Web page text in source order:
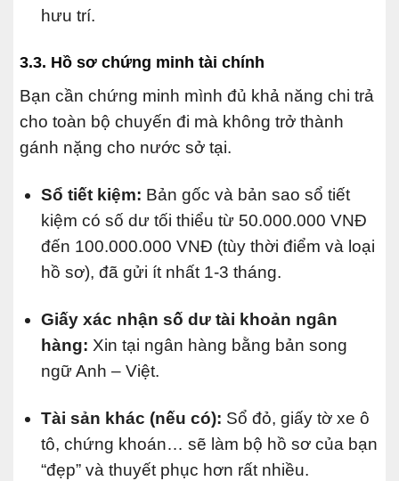
hưu trí.
3.3. Hồ sơ chứng minh tài chính
Bạn cần chứng minh mình đủ khả năng chi trả
cho toàn bộ chuyến đi mà không trở thành
gánh nặng cho nước sở tại.
Sổ tiết kiệm: Bản gốc và bản sao sổ tiết
kiệm có số dư tối thiểu từ 50.000.000 VNĐ
đến 100.000.000 VNĐ (tùy thời điểm và loại
hồ sơ), đã gửi ít nhất 1-3 tháng.
Giấy xác nhận số dư tài khoản ngân
hàng: Xin tại ngân hàng bằng bản song
ngữ Anh – Việt.
Tài sản khác (nếu có): Sổ đỏ, giấy tờ xe ô
tô, chứng khoán… sẽ làm bộ hồ sơ của bạn
“đẹp” và thuyết phục hơn rất nhiều.